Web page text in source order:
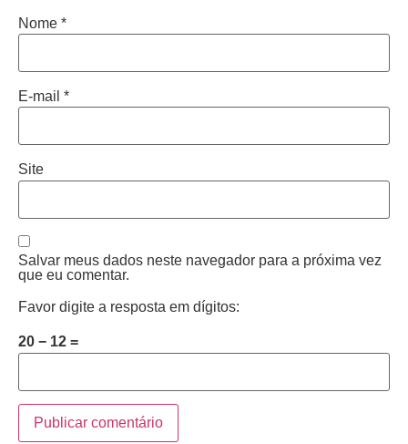
Nome *
E-mail *
Site
Salvar meus dados neste navegador para a próxima vez
que eu comentar.
Favor digite a resposta em dígitos:
20 − 12 =